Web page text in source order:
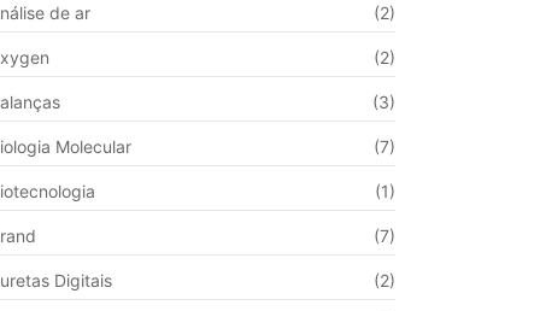
de ar (2)
(2)
(3)
Molecular (7)
(1)
(7)
Digitais (2)